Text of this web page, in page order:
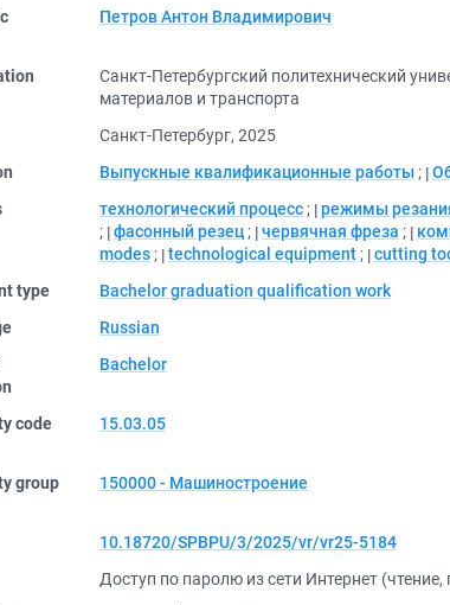
Петров Антон Владимирович
Санкт-Петербургский политехнический
материалов и транспорта
Санкт-Петербург, 2025
Выпускные квалификационные работы ;
технологический процесс ; режимы
; фасонный резец ; червячная фреза ;
modes ; technological equipment ; cutting
type
Bachelor graduation qualification work
Russian
Bachelor
code
15.03.05
group
150000 - Машиностроение
10.18720/SPBPU/3/2025/vr/vr25-5184
Доступ по паролю из сети Интернет